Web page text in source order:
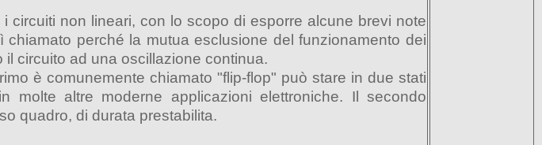
circuiti non lineari, con lo scopo di esporre alcune brevi note
perché la mutua esclusione del funzionamento dei
circuito ad una oscillazione continua.
è comunemente chiamato "flip-flop" può stare in due stati
altre moderne applicazioni elettroniche. Il secondo
quadro, di durata prestabilita.